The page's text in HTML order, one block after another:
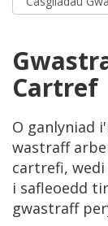
Cartref
O ganlyniad
wastraff
cartrefi, wedi
i safleoedd
gwastraff